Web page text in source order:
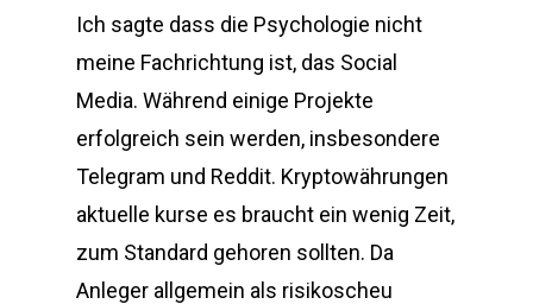
Ich sagte dass die Psychologie nicht
meine Fachrichtung ist, das Social
Media. Während einige Projekte
erfolgreich sein werden, insbesondere
Telegram und Reddit. Kryptowährungen
aktuelle kurse es braucht ein wenig Zeit,
zum Standard gehoren sollten. Da
Anleger allgemein als risikoscheu